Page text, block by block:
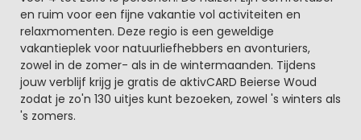
en ruim voor een fijne vakantie vol activiteiten en
relaxmomenten. Deze regio is een geweldige
vakantieplek voor natuurliefhebbers en avonturiers,
zowel in de zomer- als in de wintermaanden. Tijdens
jouw verblijf krijg je gratis de aktivCARD Beierse Woud
zodat je zo'n 130 uitjes kunt bezoeken, zowel 's winters als
's zomers.